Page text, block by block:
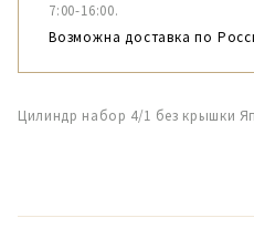
7:00-16:00.
Возможна доставка по
Цилиндр набор 4/1 без крышки